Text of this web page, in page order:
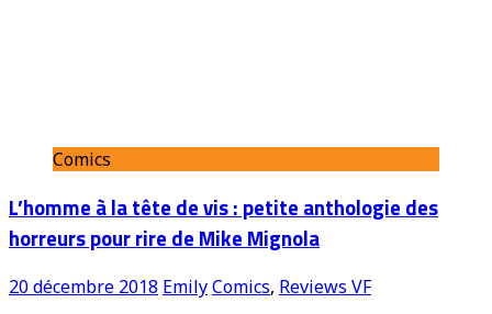
Comics
L’homme à la tête de vis : petite anthologie des
horreurs pour rire de Mike Mignola
20 décembre 2018 EmilyComics, Reviews VF